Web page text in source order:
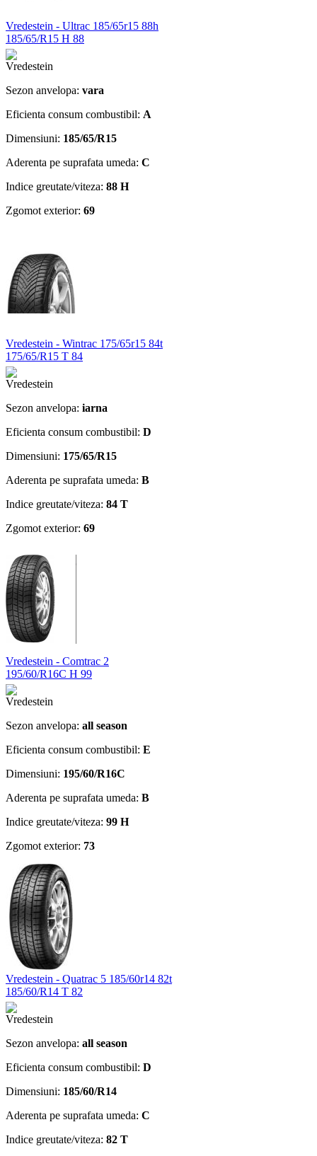
Vredestein - Ultrac 185/65r15 88h
185/65/R15 H 88
Sezon anvelopa: vara
Eficienta consum combustibil: A
Dimensiuni: 185/65/R15
Aderenta pe suprafata umeda: C
Indice greutate/viteza: 88 H
Zgomot exterior: 69
Vredestein - Wintrac 175/65r15 84t
175/65/R15 T 84
Sezon anvelopa: iarna
Eficienta consum combustibil: D
Dimensiuni: 175/65/R15
Aderenta pe suprafata umeda: B
Indice greutate/viteza: 84 T
Zgomot exterior: 69
Vredestein - Comtrac 2
195/60/R16C H 99
Sezon anvelopa: all season
Eficienta consum combustibil: E
Dimensiuni: 195/60/R16C
Aderenta pe suprafata umeda: B
Indice greutate/viteza: 99 H
Zgomot exterior: 73
Vredestein - Quatrac 5 185/60r14 82t
185/60/R14 T 82
Sezon anvelopa: all season
Eficienta consum combustibil: D
Dimensiuni: 185/60/R14
Aderenta pe suprafata umeda: C
Indice greutate/viteza: 82 T